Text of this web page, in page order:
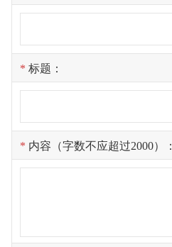
* 标题：
* 内容（字数不应超过2000）：